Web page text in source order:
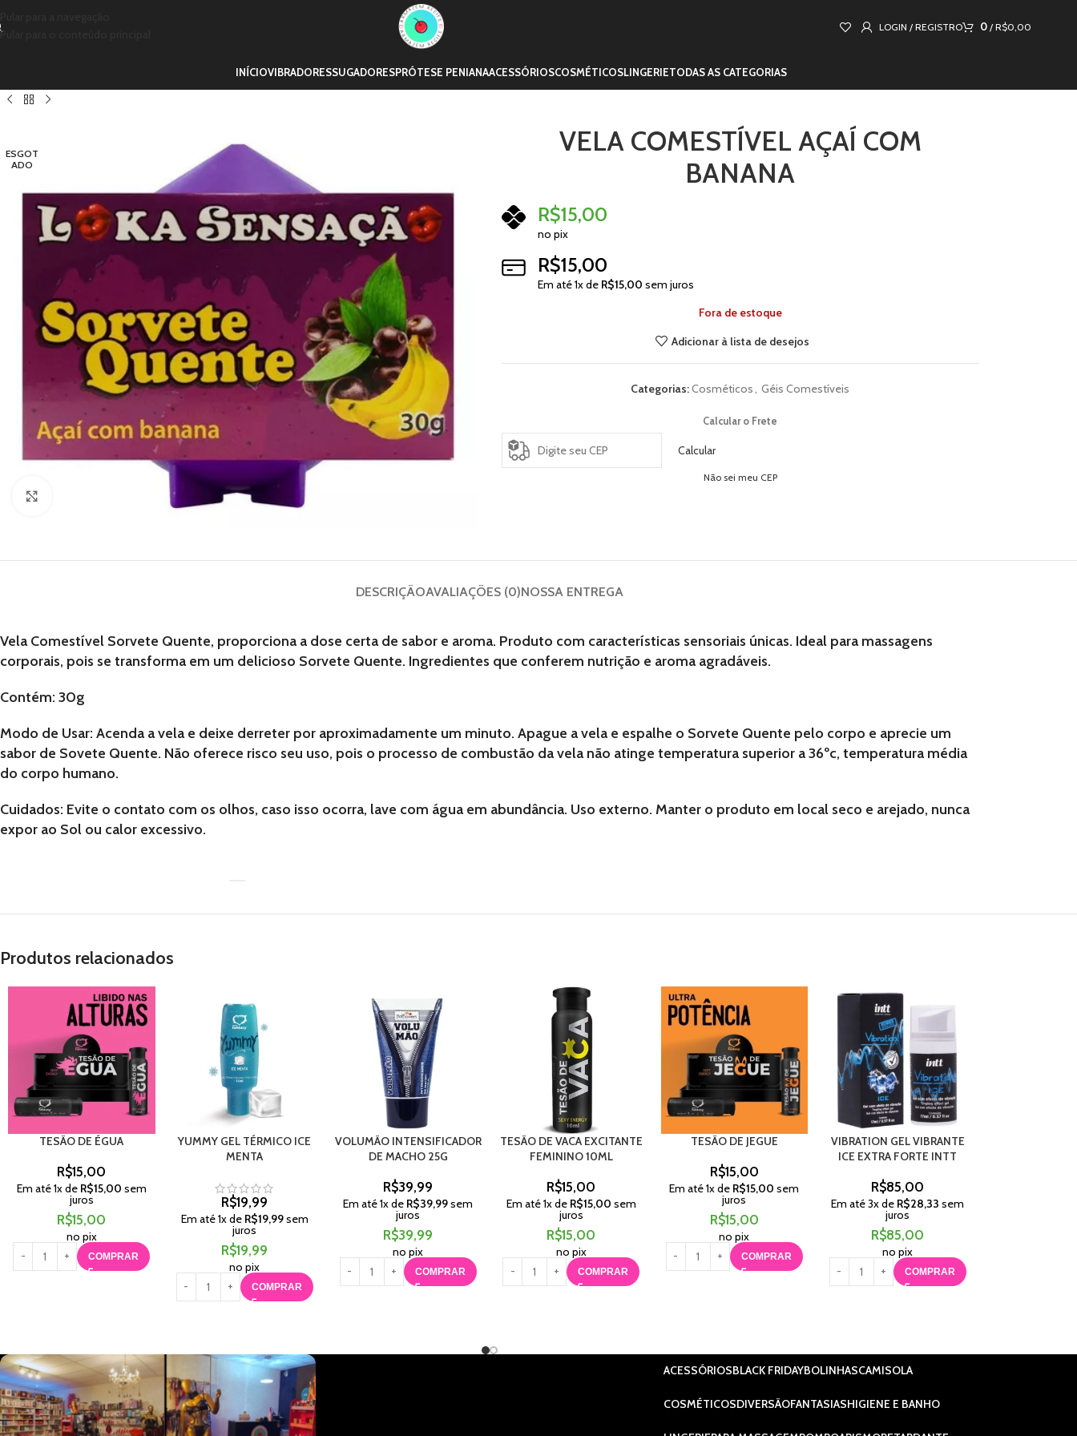
Pular para o conteúdo principal
LOGIN / REGISTRO 0 / R$0,00
INÍCIOVIBRADORESSUGADORESPRÓTESE PENIANAACESSÓRIOSCOSMÉTICOSLINGERIETODAS AS CATEGORIAS
ESGOT
ADO
VELA COMESTÍVEL AÇAÍ COM
BANANA
R$15,00
no pix
R$15,00
Em até1x de R$15,00 sem juros
Fora de estoque
Adicionar à lista de desejos
Categorias:Cosméticos, Géis Comestíveis
Calcular o Frete
Calcular
Não sei meu CEP
DESCRIÇÃOAVALIAÇÕES (0)NOSSA ENTREGA
Vela Comestível Sorvete Quente, proporciona a dose certa de sabor e aroma. Produto com características sensoriais únicas. Ideal para massagens
corporais, pois se transforma em um delicioso Sorvete Quente. Ingredientes que conferem nutrição e aroma agradáveis.
Contém: 30g
Modo de Usar: Acenda a vela e deixe derreter por aproximadamente um minuto. Apague a vela e espalhe o Sorvete Quente pelo corpo e aprecie um
sabor de Sovete Quente. Não oferece risco seu uso, pois o processo de combustão da vela não atinge temperatura superior a 36ºc, temperatura média
do corpo humano.
Cuidados: Evite o contato com os olhos, caso isso ocorra, lave com água em abundância. Uso externo. Manter o produto em local seco e arejado, nunca
expor ao Sol ou calor excessivo.
Produtos relacionados
TESÃO DE ÉGUA
R$15,00
Em até1x de R$15,00 sem
juros
R$15,00
no pix
COMPRAR
YUMMY GEL TÉRMICO ICE
MENTA
R$19,99
Em até1x de R$19,99sem
juros
R$19,99
no pix
COMPRAR
VOLUMÃO INTENSIFICADOR
DE MACHO 25G
R$39,99
Em até1x de R$39,99sem
juros
R$39,99
no pix
COMPRAR
TESÃO DE VACA EXCITANTE
FEMININO 10ML
R$15,00
Em até1x de R$15,00 sem
juros
R$15,00
no pix
COMPRAR
TESÃO DE JEGUE
R$15,00
Em até1x de R$15,00 sem
juros
R$15,00
no pix
COMPRAR
VIBRATION GEL VIBRANTE
ICE EXTRA FORTE INTT
R$85,00
Em até3x de R$28,33 sem
juros
R$85,00
no pix
COMPRAR
ACESSÓRIOSBLACK FRIDAYBOLINHASCAMISOLA
COSMÉTICOSDIVERSÃOFANTASIASHIGIENE E BANHO